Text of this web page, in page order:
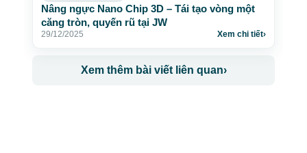
Nâng ngực Nano Chip 3D – Tái tạo vòng một
căng tròn, quyến rũ tại JW
29/12/2025 Xem chi tiết›
Xem thêm bài viết liên quan›